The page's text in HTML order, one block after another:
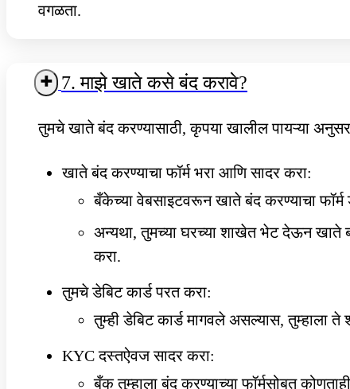
वगळता.
7. माझे खाते कसे बंद करावे?
तुमचे खाते बंद करण्यासाठी, कृपया खालील पायऱ्या
खाते बंद करण्याचा फॉर्म भरा आणि सादर करा:
बँकेच्या वेबसाइटवरून खाते बंद करण्याचा
अन्यथा, तुमच्या घरच्या शाखेत भेट देऊन खाते बंद
करा.
तुमचे डेबिट कार्ड परत करा:
तुम्ही डेबिट कार्ड मागवले असल्यास,
KYC दस्तऐवज सादर करा:
बँक तुम्हाला बंद करण्याच्या फॉर्मसोबत